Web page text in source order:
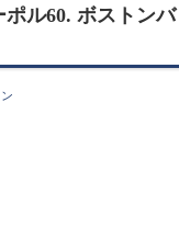
ポル60. ボストンバ